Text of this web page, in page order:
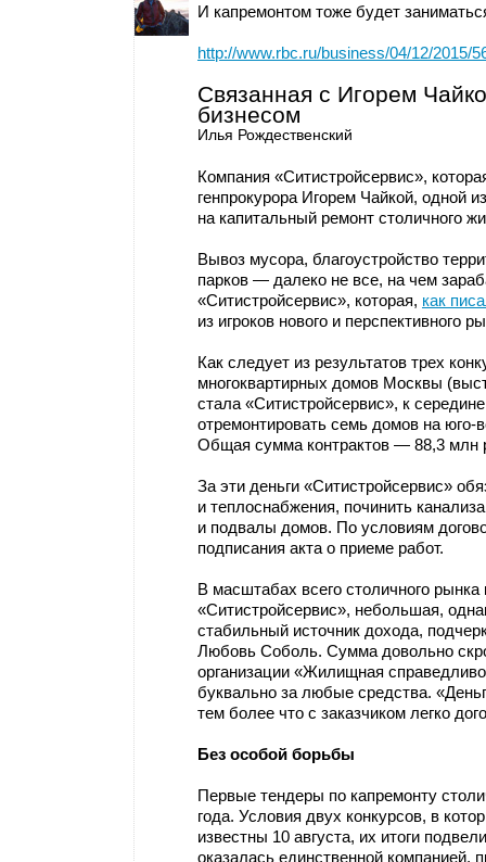
И капремонтом тоже будет
http://www.rbc.ru/business/04/12/2015/
Связанная с Игорем
бизнесом
Илья Рождественский
Компания «Ситистройсервис»,
генпрокурора Игорем Чайкой, одной
на капитальный ремонт столичного
Вывоз мусора, благоустройство
парков — далеко не все, на чем
«Ситистройсервис», которая, как
из игроков нового и перспективного
Как следует из результатов трех
многоквартирных домов Москвы
стала «Ситистройсервис», к
отремонтировать семь домов на юго-
Общая сумма контрактов — 88,3 млн
За эти деньги «Ситистройсервис»
и теплоснабжения, починить
и подвалы домов. По условиям
подписания акта о приеме работ.
В масштабах всего столичного
«Ситистройсервис», небольшая,
стабильный источник дохода,
Любовь Соболь. Сумма довольно
организации «Жилищная
буквально за любые средства.
тем более что с заказчиком легко
Без особой борьбы
Первые тендеры по капремонту
года. Условия двух конкурсов, в
известны 10 августа, их итоги
оказалась единственной компанией,